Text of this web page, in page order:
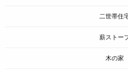
二世帯住
薪ストー
木の家